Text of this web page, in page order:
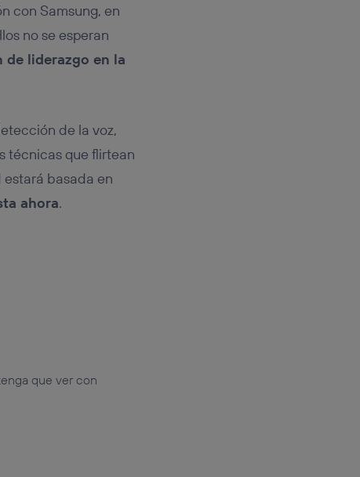
con Samsung, en
no se esperan
de liderazgo en la
de la voz,
técnicas que flirtean
basada en
ahora.
que ver con